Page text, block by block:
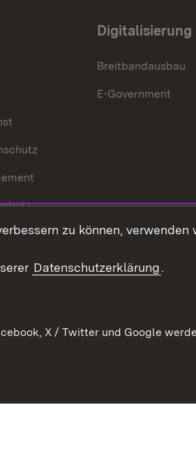
Digitalisierung
Breitbandausbau
E-Government
zu können, verwenden
Datenschutzerklärung.
X / Twitter und Google